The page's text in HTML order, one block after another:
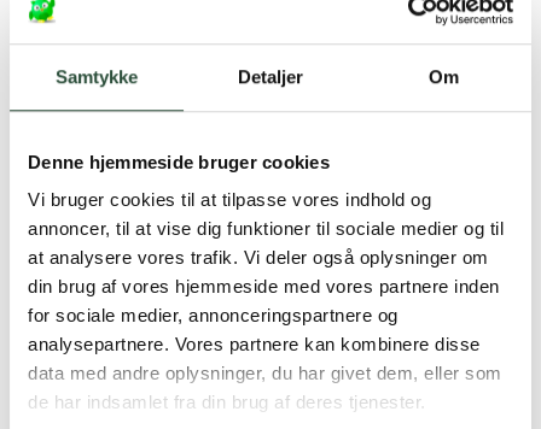
Samtykke Detaljer Om
Denne hjemmeside bruger cookies
Vi bruger cookies til at tilpasse vores indhold og
annoncer, til at vise dig funktioner til sociale medier og til
at analysere vores trafik. Vi deler også oplysninger om
din brug af vores hjemmeside med vores partnere inden
for sociale medier, annonceringspartnere og
analysepartnere. Vores partnere kan kombinere disse
data med andre oplysninger, du har givet dem, eller som
de har indsamlet fra din brug af deres tjenester.
på:kundeservice@uglecare.dk
Faste lave priser*
*Gælder ikke ernæringsprodukter.
Stort udvalg af kendte
produkter
Vi tilbyder et stort udvalg af kendte
cremer, vitaminer og andre spændende
produkter – altid til fast lav pris.